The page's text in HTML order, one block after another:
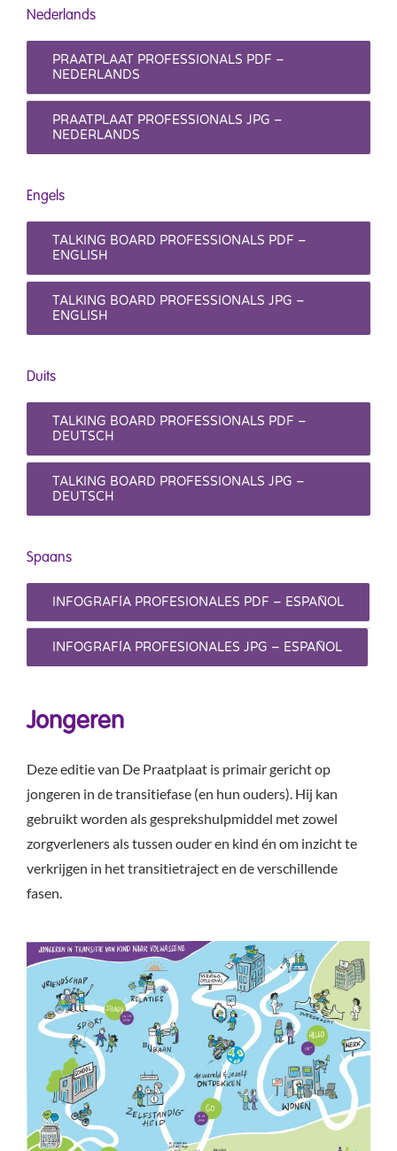
Nederlands
PRAATPLAAT PROFESSIONALS PDF –
NEDERLANDS
PRAATPLAAT PROFESSIONALS JPG –
NEDERLANDS
Engels
TALKING BOARD PROFESSIONALS PDF –
ENGLISH
TALKING BOARD PROFESSIONALS JPG –
ENGLISH
Duits
TALKING BOARD PROFESSIONALS PDF –
DEUTSCH
TALKING BOARD PROFESSIONALS JPG –
DEUTSCH
Spaans
INFOGRAFÍA PROFESIONALES PDF – ESPAÑOL
INFOGRAFÍA PROFESIONALES JPG – ESPAÑOL
Jongeren
Deze editie van De Praatplaat is primair gericht op
jongeren in de transitiefase (en hun ouders). Hij kan
gebruikt worden als gesprekshulpmiddel met zowel
zorgverleners als tussen ouder en kind én om inzicht te
verkrijgen in het transitietraject en de verschillende
fasen.